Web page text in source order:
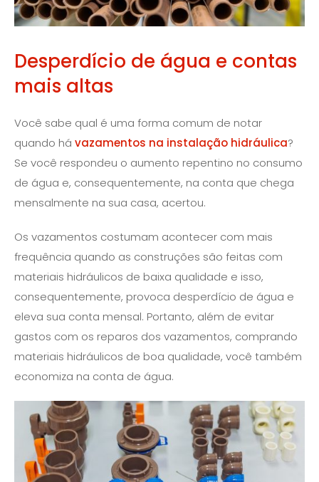
Desperdício de água e contas
mais altas
Você sabe qual é uma forma comum de notar
quando há vazamentos na instalação hidráulica?
Se você respondeu o aumento repentino no consumo
de água e, consequentemente, na conta que chega
mensalmente na sua casa, acertou.
Os vazamentos costumam acontecer com mais
frequência quando as construções são feitas com
materiais hidráulicos de baixa qualidade e isso,
consequentemente, provoca desperdício de água e
eleva sua conta mensal. Portanto, além de evitar
gastos com os reparos dos vazamentos, comprando
materiais hidráulicos de boa qualidade, você também
economiza na conta de água.